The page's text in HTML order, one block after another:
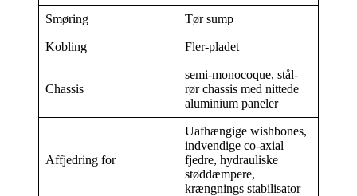
Smøring Tør sump
Kobling Fler-pladet
Chassis
semi-monocoque, stål-
rør chassis med nittede
aluminium paneler
Affjedring for
Uafhængige wishbones,
indvendige co-axial
fjedre, hydrauliske
støddæmpere,
krængnings stabilisator